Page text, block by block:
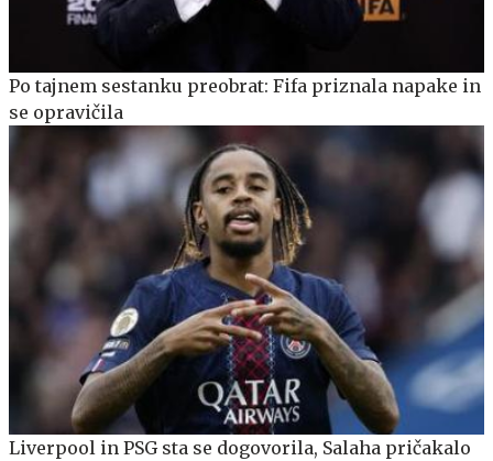
Po tajnem sestanku preobrat: Fifa priznala napake in
se opravičila
Liverpool in PSG sta se dogovorila, Salaha pričakalo